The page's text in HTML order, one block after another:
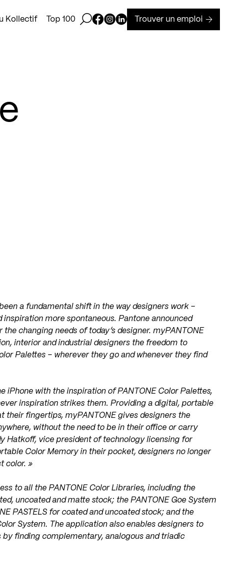
Kollectif Top 100 Ouvrir la barre de recherche
Page Facebook de Kollectif
Page Instagram de Kollectif
Page Linkedin de Kollectif
Trouver un emploi
a fundamental shift in the way designers work –
more spontaneous. Pantone announced
changing needs of today’s designer. myPANTONE
interior and industrial designers the freedom to
Palettes – wherever they go and whenever they find
iPhone with the inspiration of PANTONE Color Palettes,
inspiration strikes them. Providing a digital, portable
their fingertips, myPANTONE gives designers the
without the need to be in their office or carry
Hatkoff, vice president of technology licensing for
Color Memory in their pocket, designers no longer
color. »
to all the PANTONE Color Libraries, including the
uncoated and matte stock; the PANTONE Goe System
PASTELS for coated and uncoated stock; and the
System. The application also enables designers to
finding complementary, analogous and triadic